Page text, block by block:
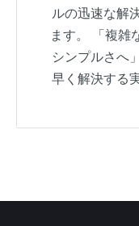
ルの迅速な解
ます。 「複雑
シンプルさへ
早く解決する